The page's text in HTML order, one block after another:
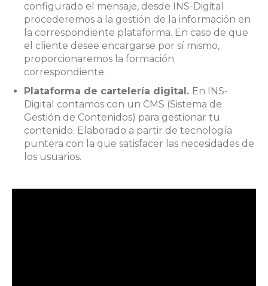
configurado el mensaje, desde INS-Digital
procederemos a la gestión de la información en
la correspondiente plataforma. En caso de que
el cliente desee encargarse por sí mismo,
proporcionaremos la formación
correspondiente.
Plataforma de cartelería digital. En INS-
Digital contamos con un CMS (Sistema de
Gestión de Contenidos) para gestionar tu
contenido. Elaborado a partir de tecnología
puntera con la que satisfacer las necesidades de
los usuarios.